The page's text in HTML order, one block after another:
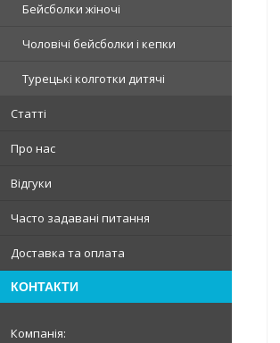
Бейсболки жіночі
Чоловічі бейсболки і кепки
Турецькі колготки дитячі
Статті
Про нас
Відгуки
Часто задавані питання
Доставка та оплата
КОНТАКТИ